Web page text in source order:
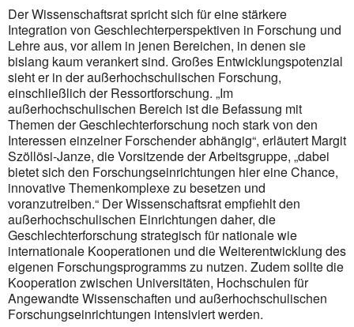
Der Wissenschaftsrat spricht sich für eine stärkere
Integration von Geschlechterperspektiven in Forschung und
Lehre aus, vor allem in jenen Bereichen, in denen sie
bislang kaum verankert sind. Großes Entwicklungspotenzial
sieht er in der außerhochschulischen Forschung,
einschließlich der Ressortforschung. „Im
außerhochschulischen Bereich ist die Befassung mit
Themen der Geschlechterforschung noch stark von den
Interessen einzelner Forschender abhängig“, erläutert Margit
Szöllösi-Janze, die Vorsitzende der Arbeitsgruppe, „dabei
bietet sich den Forschungseinrichtungen hier eine Chance,
innovative Themenkomplexe zu besetzen und
voranzutreiben.“ Der Wissen­schaftsrat empfiehlt den
außerhochschulischen Einrichtungen daher, die
Geschlechterforschung strategisch für nationale wie
internationale Kooperationen und die Weiterentwicklung des
eigenen Forschungsprogramms zu nutzen. Zudem sollte die
Kooperation zwischen Universitäten, Hochschulen für
Angewandte Wissenschaften und außerhochschulischen
Forschungseinrichtungen intensiviert werden.